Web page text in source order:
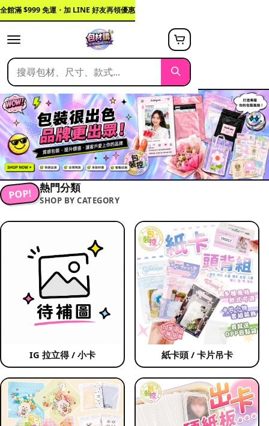
全館滿 $999 免運・加 LINE 好友再領優惠
POP! 熱門分類
SHOP BY CATEGORY
IG 拉立得 / 小卡 紙卡頭 / 卡片吊卡